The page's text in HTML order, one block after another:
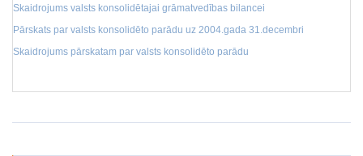
Skaidrojums valsts konsolidētajai grāmatvedības bilancei
Pārskats par valsts konsolidēto parādu uz 2004.gada 31.decembri
Skaidrojums pārskatam par valsts konsolidēto parādu